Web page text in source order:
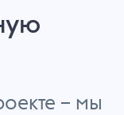
– мы